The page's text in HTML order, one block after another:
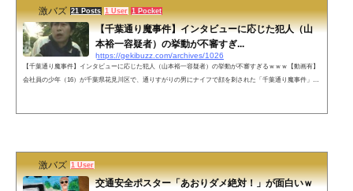
激バズ 21 Posts 1 User 1 Pocket
【千葉通り魔事件】インタビューに応じた犯人（山
本裕一容疑者）の挙動が不審すぎ...
https://gekibuzz.com/archives/1026
【千葉通り魔事件】インタビューに応じた犯人（山本裕一容疑者）の挙動が不審すぎるｗｗｗ【動画有】
会社員の少年（16）が千葉県花見川区で、通りすがりの男にナイフで顔を刺された「千葉通り魔事件」
激バズ 1 User
交通安全ポスター「あおりダメ絶対！」が面白いｗ